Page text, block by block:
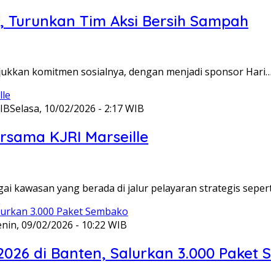
Tim Aksi Bersih Sampah
komitmen sosialnya, dengan menjadi sponsor Hari…
Selasa, 10/02/2026 - 2:17 WIB
KJRI Marseille
kawasan yang berada di jalur pelayaran strategis
09/02/2026 - 10:22 WIB
di Banten, Salurkan 3.000 Paket